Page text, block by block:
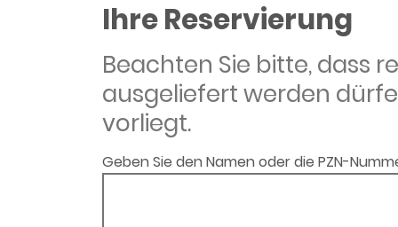
Ihre Reservierung
Beachten Sie bitte, dass
ausgeliefert werden
vorliegt.
Geben Sie den Namen oder die PZN-